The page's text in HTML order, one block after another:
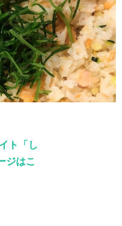
ト「し
ジはこ